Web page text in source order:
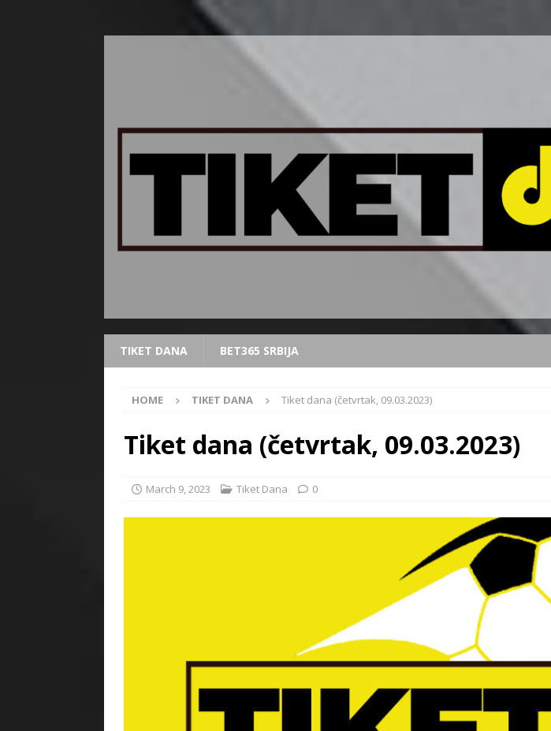
TIKET DANA BET365 SRBIJA
HOME TIKET DANA Tiket dana (četvrtak, 09.03.2023)
Tiket dana (četvrtak, 09.03.2023)
March 9, 2023 Tiket Dana 0